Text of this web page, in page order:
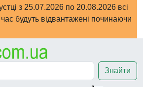
з 25.07.2026 по 20.08.2026 всі
будуть відвантажені починаючи
Знайти